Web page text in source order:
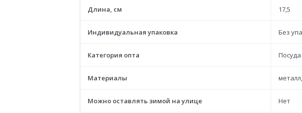
Длина, см 17,5
Индивидуальная упаковка Без
Категория опта
Материалы
Можно оставлять зимой на улице Нет